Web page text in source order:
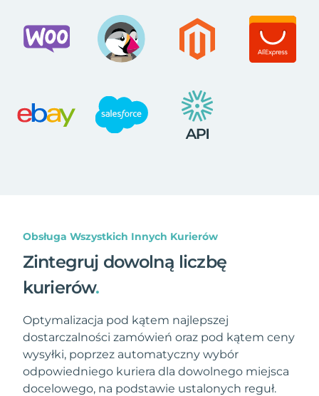
Obsługa Wszystkich Innych Kurierów
Zintegruj dowolną liczbę
kurierów.
Optymalizacja pod kątem najlepszej
dostarczalności zamówień oraz pod kątem ceny
wysyłki, poprzez automatyczny wybór
odpowiedniego kuriera dla dowolnego miejsca
docelowego, na podstawie ustalonych reguł.